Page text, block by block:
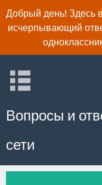
Добрый день! Здесь
исчерпывающий
Вопросы и
сети